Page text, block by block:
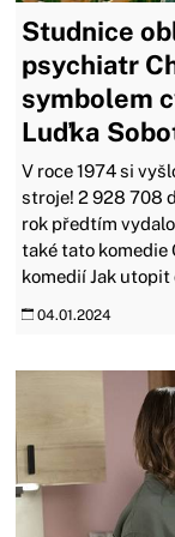
Studnice
psychiatr
symbolem
Luďka
V roce 1974 si
stroje! 2 928 708
rok předtím
také tato komedie
komedií Jak utopit
04.01.2024